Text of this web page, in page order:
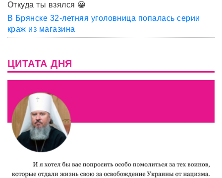
Откуда ты взялся 😀
В Брянске 32-летняя уголовница попалась серии
краж из магазина
ЦИТАТА ДНЯ